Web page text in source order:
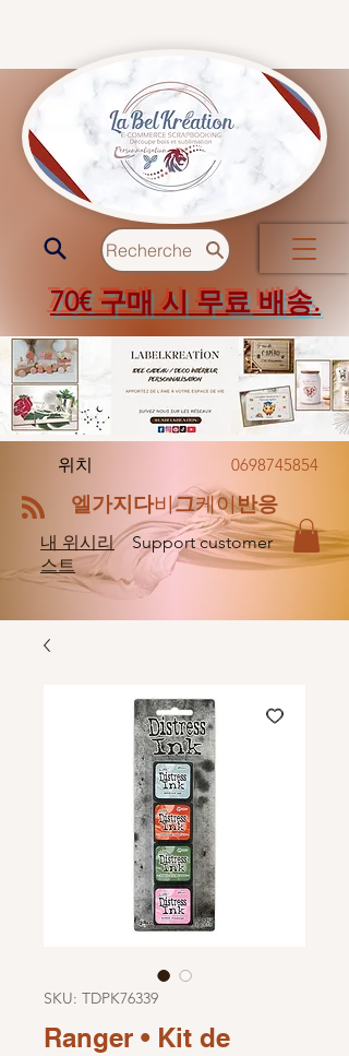
Recherche
70€ 구매 시 무료 배송.
위치 0698745854
엘가지다비그케이반응
내 위시리
스트
Support customer
SKU: TDPK76339
Ranger • Kit de